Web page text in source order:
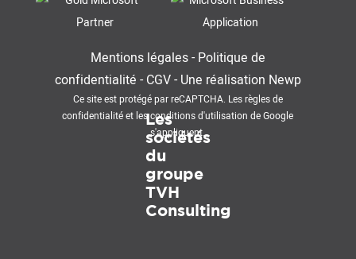
Mentions légales- Politique de
confidentialité - CGV-Une réalisation Newp
Ce site est protégé par reCAPTCHA. Lesrègles de
confidentialitéet lesconditions d'utilisation de Google
s'appliquent.
Les
sociétés
du
groupe
TVH
Consulting